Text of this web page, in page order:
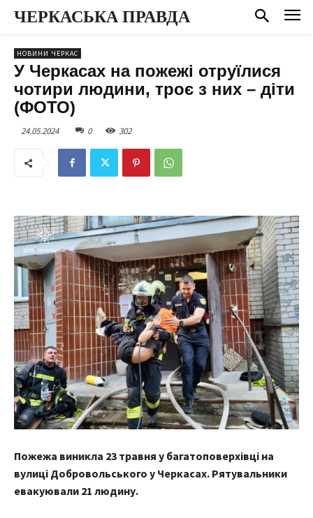
ЧЕРКАСЬКА ПРАВДА
НОВИНИ ЧЕРКАС
У Черкасах на пожежі отруїлися
чотири людини, троє з них – діти
(ФОТО)
24.05.2024 0 302
Пожежа виникла 23 травня у багатоповерхівці на
вулиці Добровольського у Черкасах. Рятувальники
евакуювали 21 людину.